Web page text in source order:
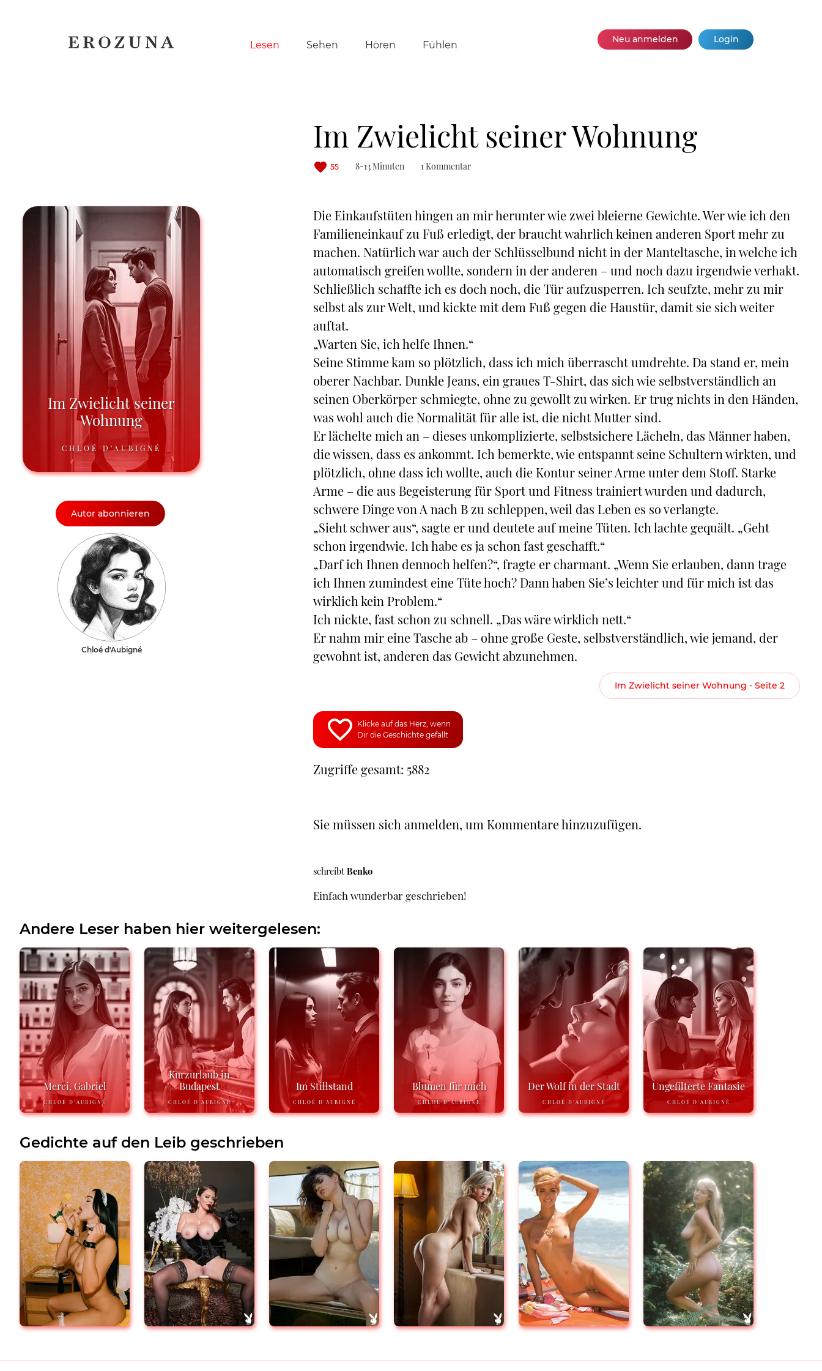
Navigation
Lesen Sehen Hören Fühlen Neu anmelden Login
Im Zwielicht seiner Wohnung
55 8-13 Minuten 1 Kommentar
Im Zwielicht seiner
Wohnung
CHLOÉ D'AUBIGNÉ
Autor abonnieren
Chloé d'Aubigné
Die Einkaufstüten hingen an mir herunter wie zwei bleierne Gewichte. Wer wie ich den
Familieneinkauf zu Fuß erledigt, der braucht wahrlich keinen anderen Sport mehr zu
machen. Natürlich war auch der Schlüsselbund nicht in der Manteltasche, in welche ich
automatisch greifen wollte, sondern in der anderen – und noch dazu irgendwie verhakt.
Schließlich schaffte ich es doch noch, die Tür aufzusperren. Ich seufzte, mehr zu mir
selbst als zur Welt, und kickte mit dem Fuß gegen die Haustür, damit sie sich weiter
auftat.
„Warten Sie, ich helfe Ihnen.“
Seine Stimme kam so plötzlich, dass ich mich überrascht umdrehte. Da stand er, mein
oberer Nachbar. Dunkle Jeans, ein graues T-Shirt, das sich wie selbstverständlich an
seinen Oberkörper schmiegte, ohne zu gewollt zu wirken. Er trug nichts in den Händen,
was wohl auch die Normalität für alle ist, die nicht Mutter sind.
Er lächelte mich an – dieses unkomplizierte, selbstsichere Lächeln, das Männer haben,
die wissen, dass es ankommt. Ich bemerkte, wie entspannt seine Schultern wirkten, und
plötzlich, ohne dass ich wollte, auch die Kontur seiner Arme unter dem Stoff. Starke
Arme – die aus Begeisterung für Sport und Fitness trainiert wurden und dadurch,
schwere Dinge von A nach B zu schleppen, weil das Leben es so verlangte.
„Sieht schwer aus“, sagte er und deutete auf meine Tüten. Ich lachte gequält. „Geht
schon irgendwie. Ich habe es ja schon fast geschafft.“
„Darf ich Ihnen dennoch helfen?“, fragte er charmant. „Wenn Sie erlauben, dann trage
ich Ihnen zumindest eine Tüte hoch? Dann haben Sie’s leichter und für mich ist das
wirklich kein Problem.“
Ich nickte, fast schon zu schnell. „Das wäre wirklich nett.“
Er nahm mir eine Tasche ab – ohne große Geste, selbstverständlich, wie jemand, der
gewohnt ist, anderen das Gewicht abzunehmen.
Im Zwielicht seiner Wohnung - Seite 2
Klicke auf das Herz, wenn
Dir die Geschichte gefällt
Zugriffe gesamt: 5882
Sie müssen sich anmelden, um Kommentare hinzuzufügen.
schreibtBenko
Einfach wunderbar geschrieben!
Andere Leser haben hier weitergelesen:
Merci, Gabriel
CHLOÉ D'AUBIGNÉ
Kurzurlaub in
Budapest
CHLOÉ D'AUBIGNÉ
Im Stillstand
CHLOÉ D'AUBIGNÉ
Blumen für mich
CHLOÉ D'AUBIGNÉ
Der Wolf in der Stadt
CHLOÉ D'AUBIGNÉ
Ungefilterte Fantasie
CHLOÉ D'AUBIGNÉ
Gedichte auf den Leib geschrieben